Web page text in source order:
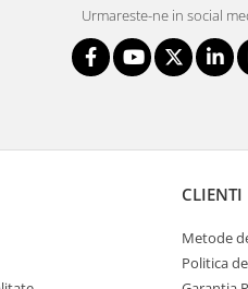
Urmareste-ne in social
CLIENTI
Metode
Politica